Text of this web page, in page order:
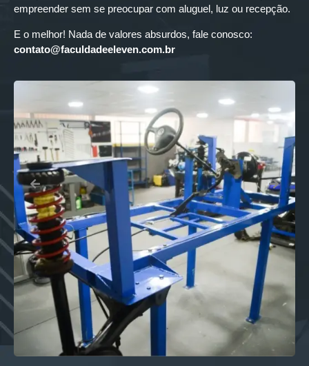
empreender sem se preocupar com aluguel, luz ou recepção.
E o melhor! Nada de valores absurdos, fale conosco:
contato@faculdadeeleven.com.br